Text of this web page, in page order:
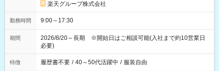
楽天グループ株式会社
勤務時間 9:00～17:30
期間
2026/8/20～長期 ※開始日はご相談可能(入社まで約10営業日
必要)
特徴 履歴書不要 / 40～50代活躍中 / 服装自由